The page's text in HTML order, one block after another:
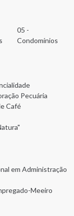
05 -
Condomínios
Pecuária
Café
em Administração
Meeiro